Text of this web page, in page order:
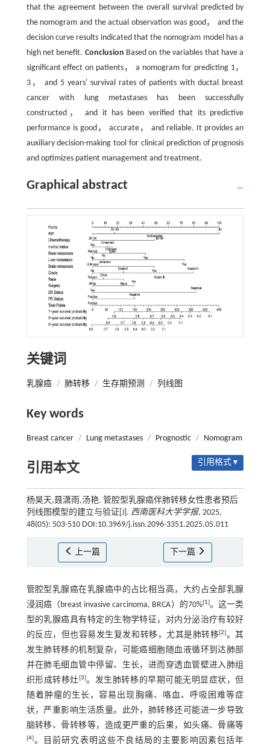
that the agreement between the overall survival predicted by
the nomogram and the actual observation was good， and the
decision curve results indicated that the nomogram model has a
high net benefit. Conclusion Based on the variables that have a
significant effect on patients， a nomogram for predicting 1，
3， and 5 years' survival rates of patients with ductal breast
cancer with lung metastases has been successfully
constructed， and it has been verified that its predictive
performance is good， accurate， and reliable. It provides an
auxiliary decision-making tool for clinical prediction of prognosis
and optimizes patient management and treatment.
Graphical abstract
关键词
乳腺癌 / 肺转移 / 生存期预测 / 列线图
Key words
Breast cancer / Lung metastases / Prognostic / Nomogram
引用本文 引用格式 ▾
杨昊天,聂潇雨,汤艳. 管腔型乳腺癌伴肺转移女性患者预后
列线图模型的建立与验证[J]. 西南医科大学学报, 2025,
48(05): 503-510 DOI:10.3969/j.issn.2096-3351.2025.05.011
上一篇 下一篇
管腔型乳腺癌在乳腺癌中的占比相当高，大约占全部乳腺
浸润癌（breast invasive carcinoma, BRCA）的70%[1]。这一类
型的乳腺癌具有特定的生物学特征，对内分泌治疗有较好
的反应，但也容易发生复发和转移，尤其是肺转移[2]。其
发生肺转移的机制复杂，可能癌细胞随血液循环到达肺部
并在肺毛细血管中停留、生长，进而穿透血管壁进入肺组
织形成转移灶 [3]。发生肺转移的早期可能无明显症状，但
随着肿瘤的生长，容易出现胸痛、咯血、呼吸困难等症
状，严重影响生活质量。此外，肺转移还可能进一步导致
脑转移、骨转移等，造成更严重的后果，如头痛、骨痛等
[4]。目前研究表明这些不良结局的主要影响因素包括年